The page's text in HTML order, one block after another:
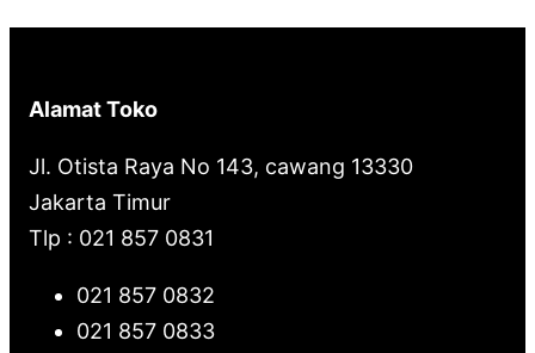
Alamat Toko
Jl. Otista Raya No 143, cawang 13330
Jakarta Timur
Tlp : 021 857 0831
021 857 0832
021 857 0833